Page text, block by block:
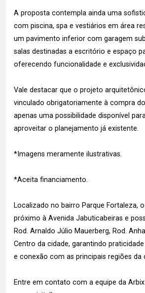
A proposta contempla ainda uma
com piscina, spa e vestiários em área
um pavimento inferior com garagem
salas destinadas a escritório e espaço
oferecendo funcionalidade e
Vale destacar que o projeto
vinculado obrigatoriamente à compra
apenas uma possibilidade disponível
aproveitar o planejamento já existente.
*Imagens meramente ilustrativas.
*Aceita financiamento.
Localizado no bairro Parque Fortaleza,
próximo à Avenida Jabuticabeiras e
Rod. Arnaldo Júlio Mauerberg, Rod.
Centro da cidade, garantindo
e conexão com as principais regiões da
Entre em contato com a equipe da